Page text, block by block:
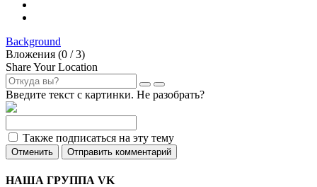
Background
Вложения (0 / 3)
Share Your Location
Введите текст с картинки. Не разобрать?
Также подписаться на эту тему
Отменить Отправить комментарий
НАША ГРУППА VK